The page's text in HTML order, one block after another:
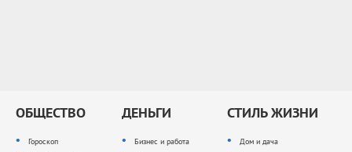
ОБЩЕСТВО
Гороскоп
ДЕНЬГИ
Бизнес и работа
СТИЛЬ ЖИЗНИ
Дом и дача